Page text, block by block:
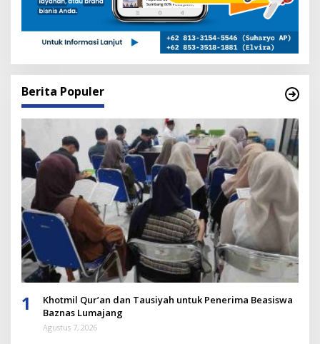
Berita Populer
1
Khotmil Qur’an dan Tausiyah untuk Penerima Beasiswa
Baznas Lumajang
Agustus 7, 2026